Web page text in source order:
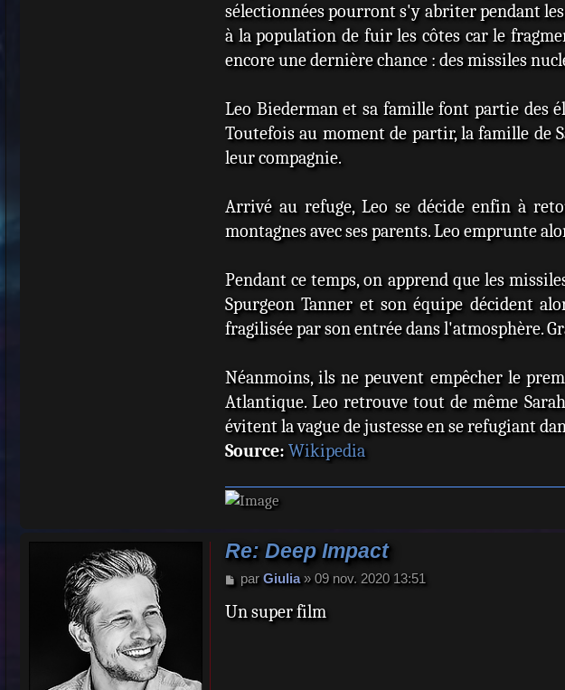
sélectionnées pourront s'y abriter pendant
à la population de fuir les côtes car le
encore une dernière chance : des missiles
Leo Biederman et sa famille font partie des
Toutefois au moment de partir, la famille de
leur compagnie.
Arrivé au refuge, Leo se décide enfin à
montagnes avec ses parents. Leo emprunte
Pendant ce temps, on apprend que les
Spurgeon Tanner et son équipe décident
fragilisée par son entrée dans l'atmosphère.
Néanmoins, ils ne peuvent empêcher le
Atlantique. Leo retrouve tout de même
évitent la vague de justesse en se refugiant
Source: Wikipedia
Re: Deep Impact
M
s
par Giulia» 09 nov. 2020 13:51
Un super film